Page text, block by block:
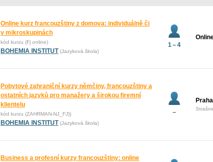
Online kurz francouzštiny z domova: individuálně či
v mikroskupinách
kód kurzu (Fj online)
BOHEMIA INSTITUT (Jazyková škola)
1 – 4
Pobytové zahraniční kurzy němčiny, francouzštiny a
ostatních jazyků pro manažery a širokou firemní
klientelu
kód kurzu (ZAHRMAN-NJ_FJ))
BOHEMIA INSTITUT (Jazyková škola)
–
Business a profesní kurzy francouzštiny: online